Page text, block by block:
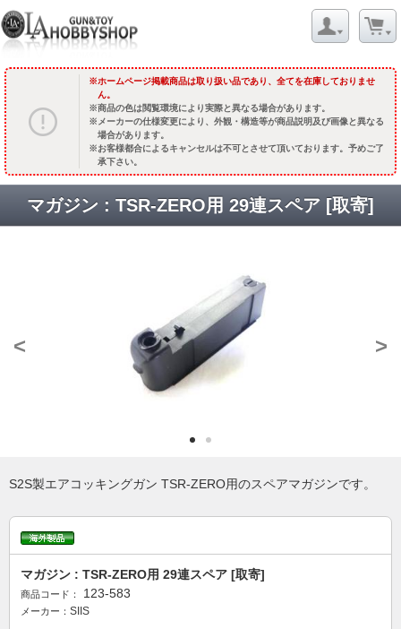
ホームページ掲載商品は取り扱い品であり、全てを在庫しておりませ
ん。
商品の色は閲覧環境により実際と異なる場合があります。
メーカーの仕様変更により、外観・構造等が商品説明及び画像と異なる
場合があります。
お客様都合によるキャンセルは不可とさせて頂いております。予めご了
承下さい。
マガジン : TSR-ZERO用 29連スペア [取寄]
< >
S2S製エアコッキングガン TSR-ZERO用のスペアマガジンです。
マガジン : TSR-ZERO用 29連スペア [取寄]
商品コード： 123-583
メーカー： SIIS